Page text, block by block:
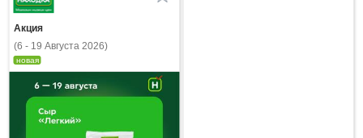
Акция
(6 - 19 Августа 2026)
новая